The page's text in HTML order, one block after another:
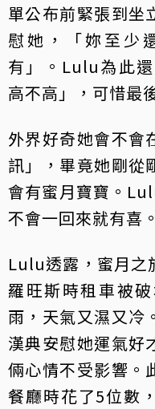
單公布前緊張到坐
慰她，「妳至少
有」。Lulu為此
高不高」，可惜最
外界好奇她會不會
訊」，畢竟她剛從
會有蜜月寶寶。
不會一回來就有喜。
Lulu透露，蜜月之
羅旺斯時租車被
雨，天氣又濕又冷
漢典安慰她運氣好
倆心情不受影響。
餐廳時花了5位數